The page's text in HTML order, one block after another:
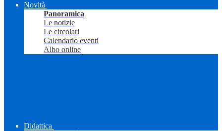
Novità
Panoramica
Le notizie
Le circolari
Calendario eventi
Albo online
Didattica